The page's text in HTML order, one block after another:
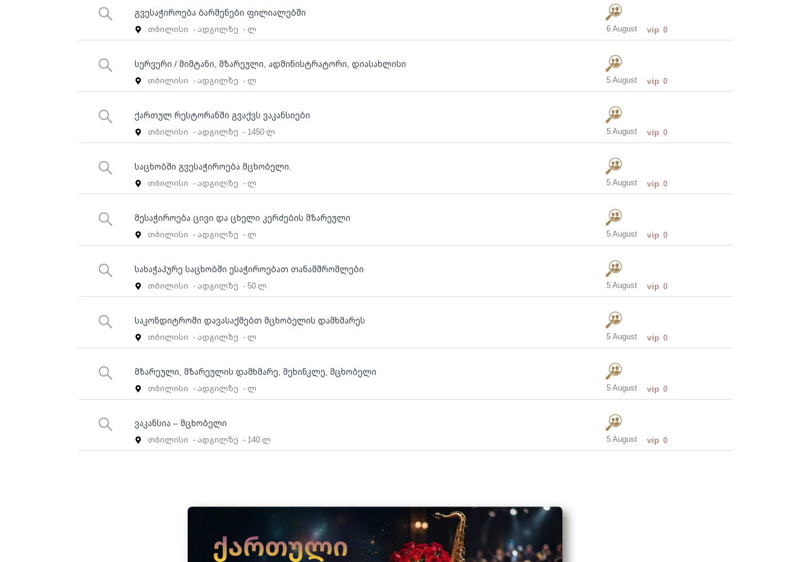
გვესაჭიროება ბარმენები ფილიალებში
თბილისი - ადგილზე - ლ 6 August vip 0
სერვერი / მიმტანი, მზარეული, ადმინისტრატორი, დიასახლისი
თბილისი - ადგილზე - ლ 5 August vip 0
ქართულ რესტორანში გვაქვს ვაკანსიები
თბილისი - ადგილზე - 1450 ლ 5 August vip 0
საცხობში გვესაჭიროება მცხობელი.
თბილისი - ადგილზე - ლ 5 August vip 0
მესაჭიროება ცივი და ცხელი კერძების მზარეული
თბილისი - ადგილზე - ლ 5 August vip 0
სახაჭაპურე საცხობში ესაჭიროებათ თანამშრომლები
თბილისი - ადგილზე - 50 ლ 5 August vip 0
საკონდიტროში დავასაქმებთ მცხობელის დამხმარეს
თბილისი - ადგილზე - ლ 5 August vip 0
მზარეული, მზარეულის დამხმარე, მეხინკლე, მცხობელი
თბილისი - ადგილზე - ლ 5 August vip 0
ვაკანსია – მცხობელი
თბილისი - ადგილზე - 140 ლ 5 August vip 0